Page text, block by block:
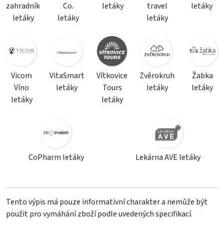
zahradník
letáky
Co.
letáky
letáky
travel
letáky
letáky
Vicom
Víno
letáky
VitaSmart
letáky
Vítkovice
Tours
letáky
Zvěrokruh
letáky
Žabka
letáky
CoPharm letáky Lekárna AVE letáky
Tento výpis má pouze informativní charakter a nemůže být
použit pro vymáhání zboží podle uvedených specifikací.